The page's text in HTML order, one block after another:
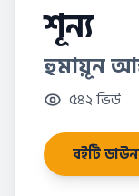
শূন্য
হুমায়ূন
৫৪২ ভিউ
বইটি